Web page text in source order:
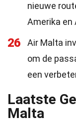
nieuwe
Amerika en
26
Air Malta
om de
een
Laatste
Malta